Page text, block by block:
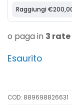
o paga in 3 rate
Esaurito
COD: 889698826631